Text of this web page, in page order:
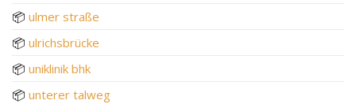
📦 ulmer straße
📦 ulrichsbrücke
📦 uniklinik bhk
📦 unterer talweg